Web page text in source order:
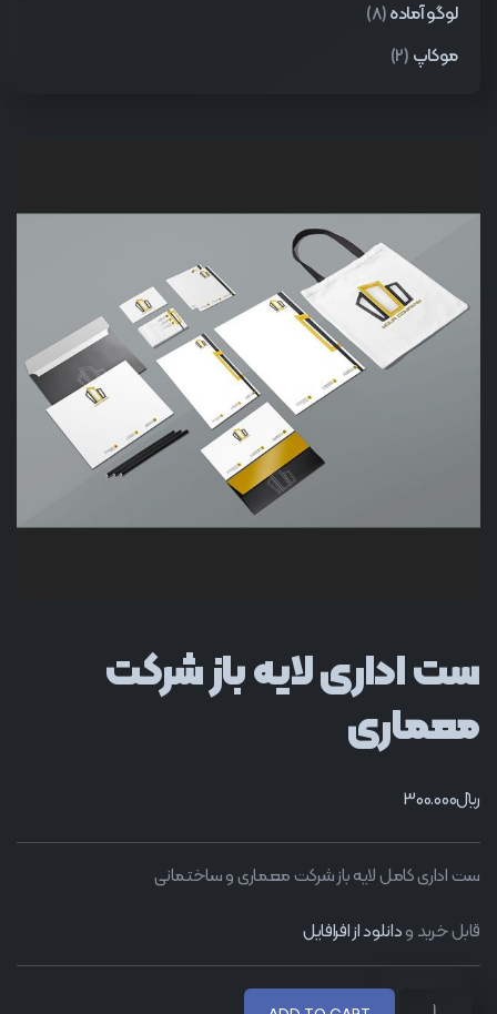
لوگو آماده(8)
موکاپ (2)
ست اداری لایه باز شرکت
معماری
﷼300.000
ست اداری کامل لایه باز شرکت معماری و ساختمانی
قابل خرید ودانلود از افرافایل